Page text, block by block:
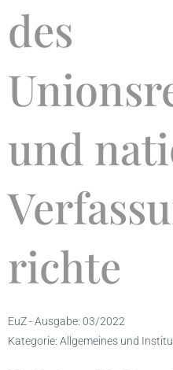
des
und
richte
EuZ - Ausgabe: 03/2022
Kategorie: Allgemeines und